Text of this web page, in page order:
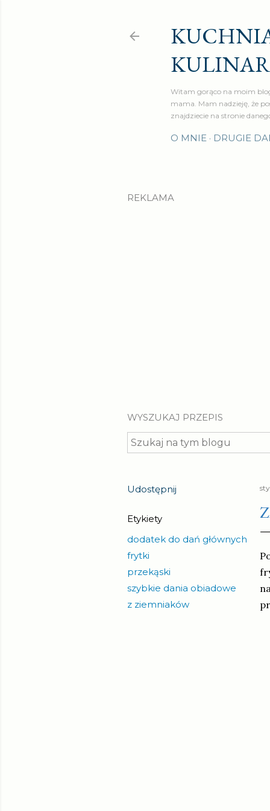
Witam gorąco na moim
mama. Mam nadzieję, że
znajdziecie na stronie
O MNIE DRUGIE
REKLAMA
WYSZUKAJ PRZEPIS
Udostępnij
Etykiety
dodatek do dań głównych
frytki
przekąski
szybkie dania obiadowe
z ziemniaków